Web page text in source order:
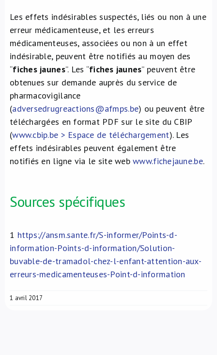
Les effets indésirables suspectés, liés ou non à une
erreur médicamenteuse, et les erreurs
médicamenteuses, associées ou non à un effet
indésirable, peuvent être notifiés au moyen des
“fiches jaunes”. Les “fiches jaunes” peuvent être
obtenues sur demande auprès du service de
pharmacovigilance
(adversedrugreactions@afmps.be) ou peuvent être
téléchargées en format PDF sur le site du CBIP
(www.cbip.be > Espace de téléchargement). Les
effets indésirables peuvent également être
notifiés en ligne via le site webwww.fichejaune.be.
Sources spécifiques
1 https://ansm.sante.fr/S-informer/Points-d-
information-Points-d-information/Solution-
buvable-de-tramadol-chez-l-enfant-attention-aux-
erreurs-medicamenteuses-Point-d-information
1 avril 2017